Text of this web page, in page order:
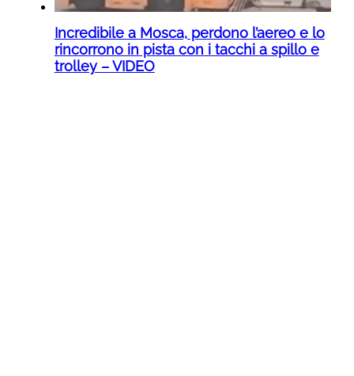
Incredibile a Mosca, perdono l’aereo e lo
rincorrono in pista con i tacchi a spillo e
trolley – VIDEO